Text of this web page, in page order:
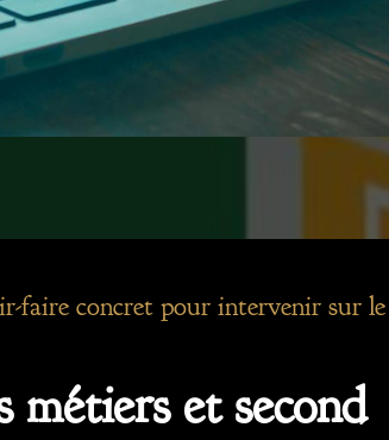
faire concret pour intervenir sur le
métiers et second